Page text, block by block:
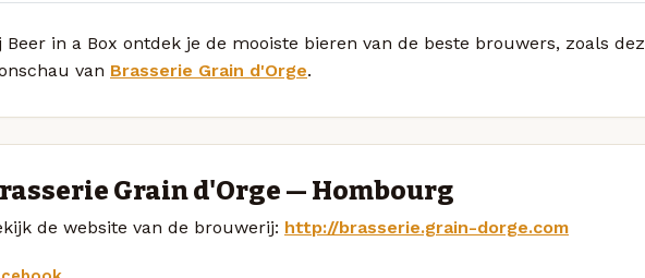
Beer in a Box ontdek je de mooiste bieren van de beste brouwers, zoals
van Brasserie Grain d'Orge.
Grain d'Orge — Hombourg
de website van de brouwerij: http://brasserie.grain-dorge.com